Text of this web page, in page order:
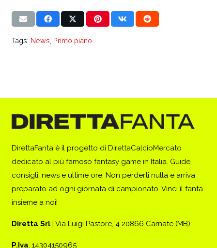
Tags: News Primo piano
DirettaFanta è il progetto di DirettaCalcioMercato
dedicato al più famoso fantasy game in Italia. Guide,
consigli, news e ultime ore. Non perderti nulla e arriva
preparato ad ogni giornata di campionato. Vinci il fanta
insieme a noi!
Diretta Srl | Via Luigi Pastore, 4 20866 Carnate (MB)
P.Iva: 14304150965